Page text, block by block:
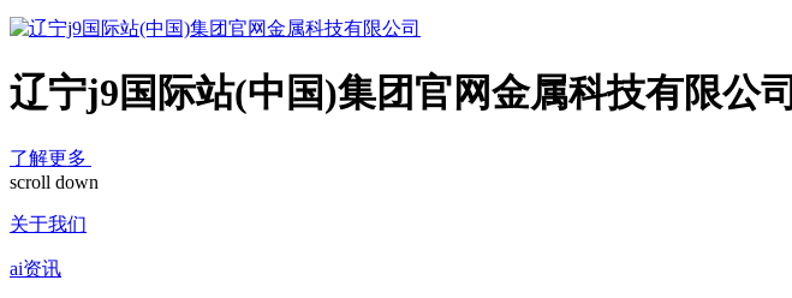
辽宁j9国际站(中国)集团官网金属科技有限公司
了解更多
scroll down
关于我们
ai资讯